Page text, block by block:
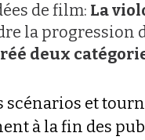
de film: La
la progression
deux
et
à la fin des